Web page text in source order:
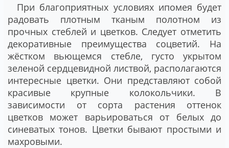
При благоприятных условиях ипомея будет
радовать плотным тканым полотном из
прочных стеблей и цветков. Следует отметить
декоративные преимущества соцветий. На
жёстком вьющемся стебле, густо укрытом
зеленой сердцевидной листвой, располагаются
интересные цветки. Они представляют собой
красивые крупные колокольчики. В
зависимости от сорта растения оттенок
цветков может варьироваться от белых до
синеватых тонов. Цветки бывают простыми и
махровыми.